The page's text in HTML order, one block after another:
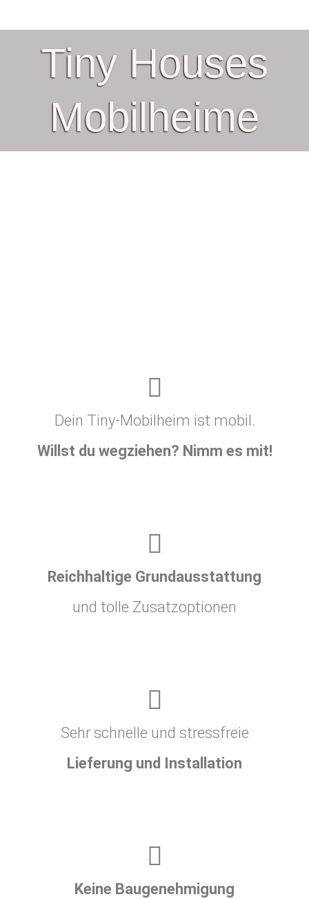
Tiny Houses
Mobilheime
Dein Tiny-Mobilheim ist mobil.
Willst du wegziehen? Nimm es mit!
Reichhaltige Grundausstattung
und tolle Zusatzoptionen
Sehr schnelle und stressfreie
Lieferung und Installation
Keine Baugenehmigung